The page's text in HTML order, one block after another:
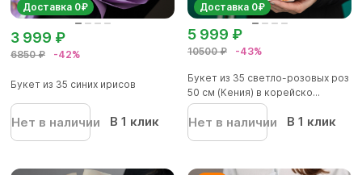
Доставка 0₽
6850 ₽ -42%
3 999 ₽
Букет из 35 синих ирисов
Нет в наличии В 1 клик
Доставка 0₽
10500 ₽ -43%
5 999 ₽
Букет из 35 светло-розовых роз
50 см (Кения) в корейско...
Нет в наличии В 1 клик